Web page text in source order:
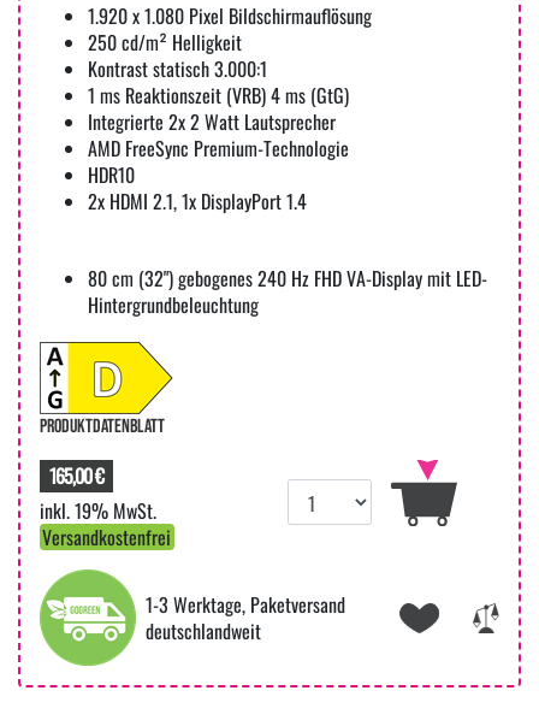
1.920 x 1.080 Pixel Bildschirmauflösung
250 cd/m² Helligkeit
Kontrast statisch 3.000:1
1 ms Reaktionszeit (VRB) 4 ms (GtG)
Integrierte 2x 2 Watt Lautsprecher
AMD FreeSync Premium-Technologie
HDR10
2x HDMI 2.1, 1x DisplayPort 1.4
80 cm (32") gebogenes 240 Hz FHD VA-Display mit LED-
Hintergrundbeleuchtung
PRODUKTDATENBLATT
165,00 €
inkl. 19% MwSt.
Versandkostenfrei
1-3 Werktage, Paketversand
deutschlandweit